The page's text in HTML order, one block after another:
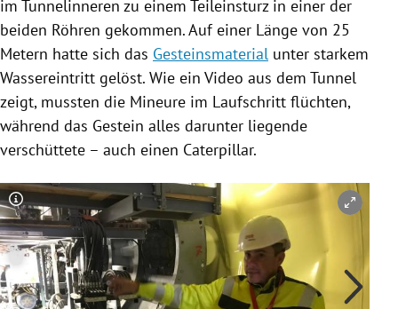
im Tunnelinneren zu einem Teileinsturz in einer der
beiden Röhren gekommen. Auf einer Länge von 25
Metern hatte sich das Gesteinsmaterial unter starkem
Wassereintritt gelöst. Wie ein Video aus dem Tunnel
zeigt, mussten die Mineure im Laufschritt flüchten,
während das Gestein alles darunter liegende
verschüttete – auch einen Caterpillar.
Copyright-Hinweis öffnen/schließen